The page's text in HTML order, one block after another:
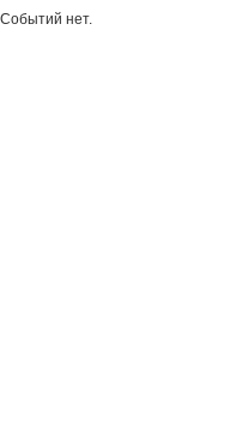
Событий нет.